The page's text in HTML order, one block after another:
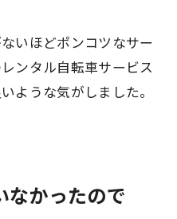
いほどポンコツなサー
ンタル自転車サービス
ような気がしました。
なかったので